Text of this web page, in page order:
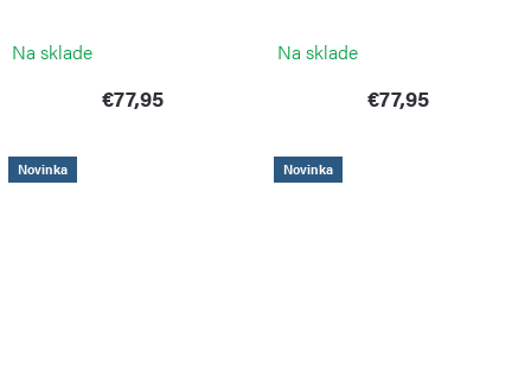
Na sklade
€77,95
Na sklade
€77,95
Novinka Novinka